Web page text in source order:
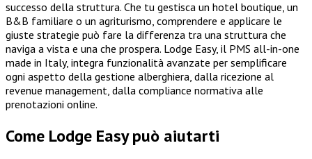
successo della struttura. Che tu gestisca un hotel boutique, un
B&B familiare o un agriturismo, comprendere e applicare le
giuste strategie può fare la differenza tra una struttura che
naviga a vista e una che prospera. Lodge Easy, il PMS all-in-one
made in Italy, integra funzionalità avanzate per semplificare
ogni aspetto della gestione alberghiera, dalla ricezione al
revenue management, dalla compliance normativa alle
prenotazioni online.
Come Lodge Easy può aiutarti